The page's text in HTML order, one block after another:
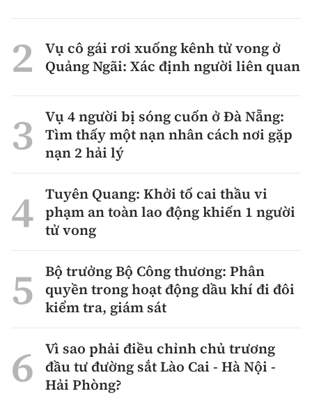
Vụ cô gái rơi xuống kênh tử vong ở
Quảng Ngãi: Xác định người liên quan
Vụ 4 người bị sóng cuốn ở Đà Nẵng:
Tìm thấy một nạn nhân cách nơi gặp
nạn 2 hải lý
Tuyên Quang: Khởi tố cai thầu vi
phạm an toàn lao động khiến 1 người
tử vong
Bộ trưởng Bộ Công thương: Phân
quyền trong hoạt động dầu khí đi đôi
kiểm tra, giám sát
Vì sao phải điều chỉnh chủ trương
đầu tư đường sắt Lào Cai - Hà Nội -
Hải Phòng?